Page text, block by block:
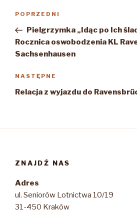
Poprzedni
wpis
POPRZEDNI
Pielgrzymka „Idąc po Ich
Rocznica oswobodzenia KL
Sachsenhausen
Następny
wpis
NASTĘPNE
Relacja z wyjazdu do
ZNAJDŹ NAS
Adres
ul. Seniorów Lotnictwa 10/19
31-450 Kraków